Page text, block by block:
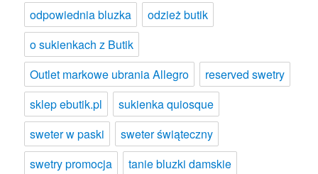
odpowiednia bluzka
odzież butik
o sukienkach z Butik
Outlet markowe ubrania Allegro
reserved swetry
sklep ebutik.pl
sukienka quiosque
sweter w paski
sweter świąteczny
swetry promocja
tanie bluzki damskie